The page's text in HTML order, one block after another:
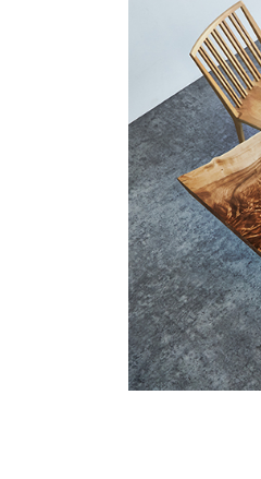
一枚板用のテーブル脚
コーディネート集
メンテナンス方法